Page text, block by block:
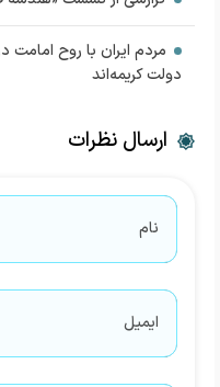
مردم ایران با روح
دولت کریمه‌اند
ارسال نظرات